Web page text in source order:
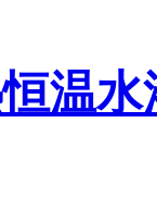
温水